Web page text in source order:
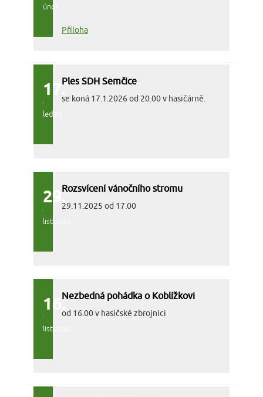
únor
Příloha
17.
leden
Ples SDH Semčice
se koná 17.1.2026 od 20.00 v hasičárně.
29.
listopad
Rozsvícení vánočního stromu
29.11.2025 od 17.00
16.
listopad
Nezbedná pohádka o Koblížkovi
od 16.00 v hasičské zbrojnici